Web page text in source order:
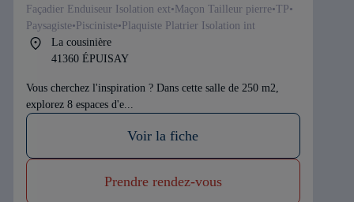
Nos types de projets
En savoir plus sur nous
Façadier Enduiseur Isolation ext Maçon Tailleur pierre TP
Paysagiste Pisciniste Plaquiste Platrier Isolation int
La cousinière
41360 ÉPUISAY
Vous cherchez l'inspiration ? Dans cette salle de 250 m2,
explorez 8 espaces d'e...
Voir la fiche
Prendre rendez-vous